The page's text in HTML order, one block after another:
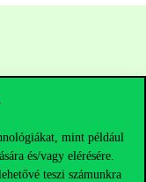
mint például
és/vagy elérésére.
teszi számunkra